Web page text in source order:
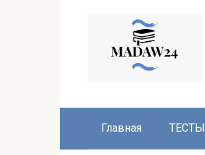
Главная ТЕСТЫ